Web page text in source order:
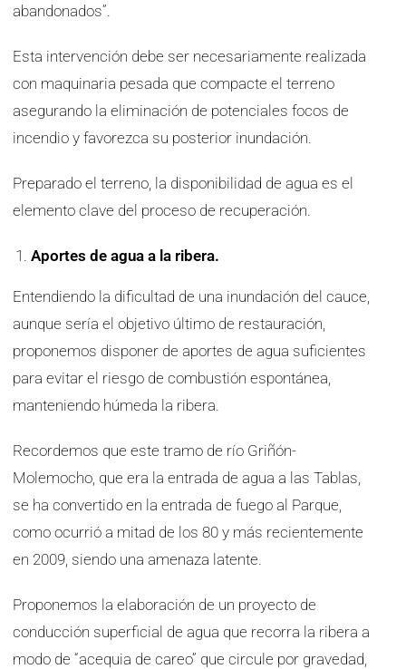
abandonados”.
Esta intervención debe ser necesariamente realizada
con maquinaria pesada que compacte el terreno
asegurando la eliminación de potenciales focos de
incendio y favorezca su posterior inundación.
Preparado el terreno, la disponibilidad de agua es el
elemento clave del proceso de recuperación.
Aportes de agua a la ribera.
Entendiendo la dificultad de una inundación del cauce,
aunque sería el objetivo último de restauración,
proponemos disponer de aportes de agua suficientes
para evitar el riesgo de combustión espontánea,
manteniendo húmeda la ribera.
Recordemos que este tramo de río Griñón-
Molemocho, que era la entrada de agua a las Tablas,
se ha convertido en la entrada de fuego al Parque,
como ocurrió a mitad de los 80 y más recientemente
en 2009, siendo una amenaza latente.
Proponemos la elaboración de un proyecto de
conducción superficial de agua que recorra la ribera a
modo de “acequia de careo” que circule por gravedad,